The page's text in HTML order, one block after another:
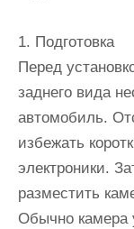
1. Подготовка
Перед
заднего вида
автомобиль.
избежать
электроники.
разместить
Обычно камера